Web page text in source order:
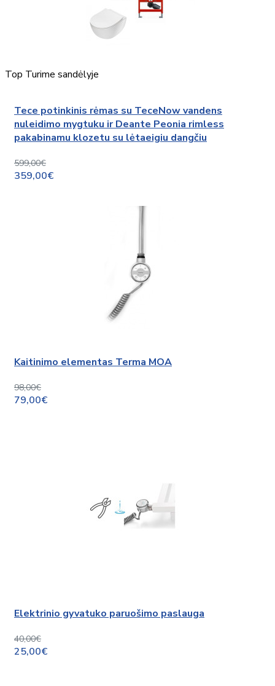
Top Turime sandėlyje
Tece potinkinis rėmas su TeceNow vandens
nuleidimo mygtuku ir Deante Peonia rimless
pakabinamu klozetu su lėtaeigiu dangčiu
599,00€
359,00€
Kaitinimo elementas Terma MOA
98,00€
79,00€
Elektrinio gyvatuko paruošimo paslauga
40,00€
25,00€